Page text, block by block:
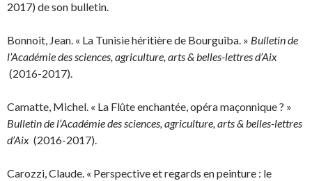
2017) de son bulletin.
Bonnoit, Jean. « La Tunisie héritière de Bourguiba. » Bulletin de
l’Académie des sciences, agriculture, arts & belles-lettres d’Aix
(2016-2017).
Camatte, Michel. « La Flûte enchantée, opéra maçonnique ? »
Bulletin de l’Académie des sciences, agriculture, arts & belles-lettres
d’Aix (2016-2017).
Carozzi, Claude. « Perspective et regards en peinture : le